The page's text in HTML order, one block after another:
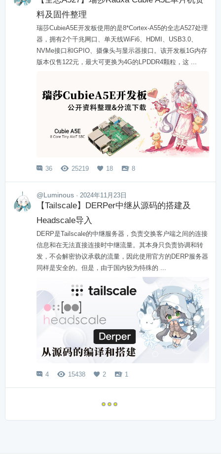
料及固件整理
瑞莎CubieA5E开发板使用的是8*Cortex-A55的全志A527处理
器，拥有2个千兆网口、单天线WiFi6、HDMI、USB3.0、
NVMe接口和GPIO、摄像头与显示器接口。该开发板1G内存
版本仅售122元，最大可更换为4G的LPDDR4颗粒，这 ...
 36  25219  18  8
@Luminous · 2024年11月23日
【Tailscale】DERPer中继从源码的搭建及
Headscale导入
DERP是Tailscale的中继服务器，负责交换客户端之间的连接
信息和在无法直接连接时中继流量。其本身只负责协调和转
发，不会解密协议承载的流量，因此使用官方的DERP服务器
同样是安全的。但是，由于国内较为特殊的 ...
 4  15438  2  1